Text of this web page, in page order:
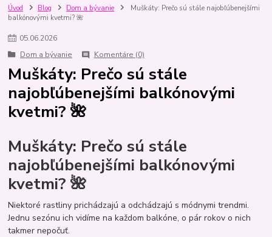
Kytica
Pôda Odolné kvety balkony bylinky
rastliny
Kytica pre muža
izboverastliny
Anonymna donaska kvetov
Kvetinarstvoonline
Porovnanie
Párny vs nepárny počet
Kvetynasvadbu skodcovia
Úvod Blog Dom a bývanie
Muškáty: Prečo sú stále najobľúbenejšími
balkónovými kvetmi? 🌺
05.06.2026
Dom a bývanie
Komentáre (0)
Muškáty: Prečo sú stále
najobľúbenejšími balkónovými
kvetmi? 🌺
Muškáty: Prečo sú stále
najobľúbenejšími balkónovými
kvetmi? 🌺
Niektoré rastliny prichádzajú a odchádzajú s módnymi trendmi.
Jednu sezónu ich vidíme na každom balkóne, o pár rokov o nich
takmer nepočuť.